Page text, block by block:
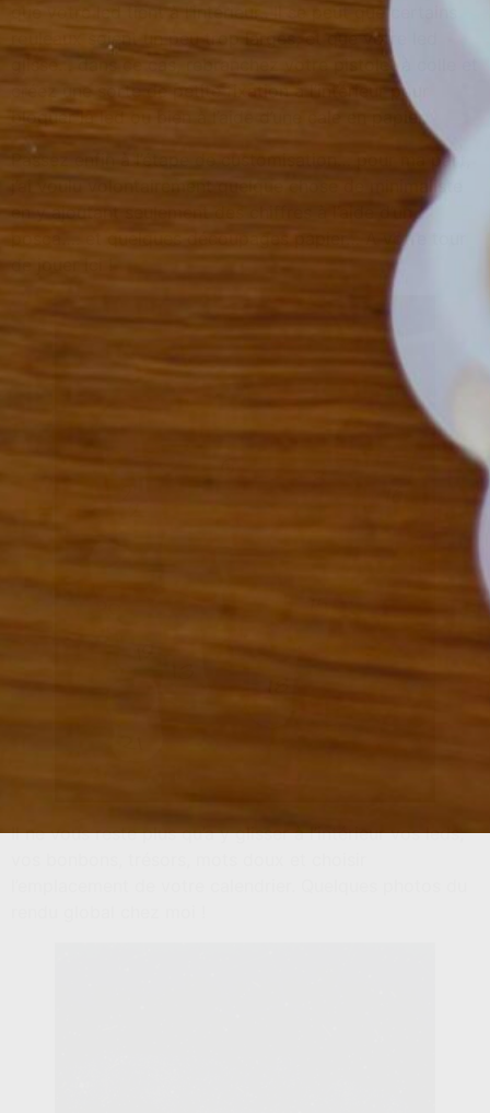
que votre led tient à l’intérieur.. Il se peut que certains
rouleaux soient un peu trop larges, et que votre led
glisse… dans ce cas, rebranchez votre pistolet à colle et
créez une sorte de petite fixation à l’intérieur pour
bloquer la led ou bien à l’aide d’une cale en papier.
Passez enfin à l’étape de customisation… pour ma part,
j’ai voulu volontairement quelque chose de minimaliste
en y ajoutant seulement des chiffres à l’aide d’un
posca…. et quelques découpages papier… A votre tour
Il ne vous reste plus qu’a y glisser à l’intérieur vos leds,